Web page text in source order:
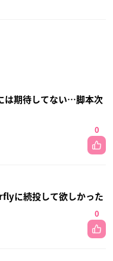
は期待してない…脚本次
0
に続投して欲しかった
0